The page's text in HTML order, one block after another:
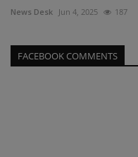
News Desk Jun 4, 2025 187
FACEBOOK COMMENTS